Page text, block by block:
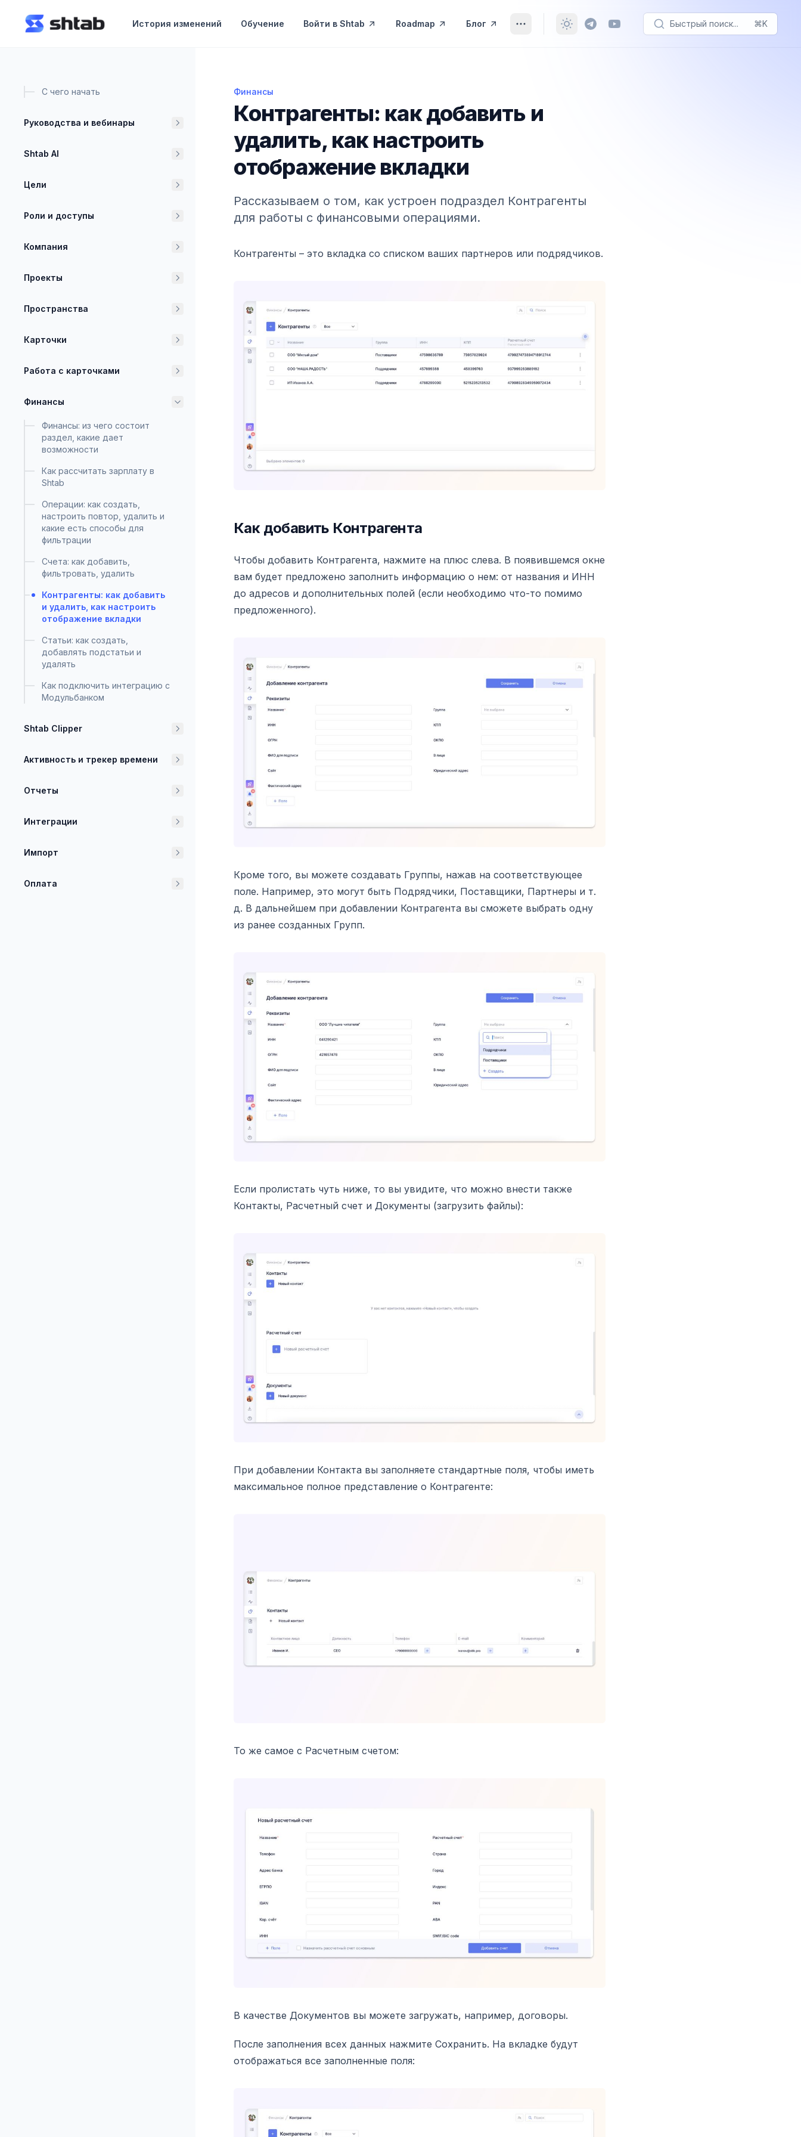
содержимому
История изменений
Обучение Войти в Shtab Roadmap Блог Быстрый поиск... ⌘K
С чего начать
Руководства и вебинары
Shtab AI
Цели
Роли и доступы
Компания
Проекты
Пространства
Карточки
Работа с карточками
Финансы
Финансы: из чего состоит
раздел, какие дает
возможности
Как рассчитать зарплату в
Shtab
Операции: как создать,
настроить повтор, удалить и
какие есть способы для
фильтрации
Счета: как добавить,
фильтровать, удалить
Контрагенты: как добавить
и удалить, как настроить
отображение вкладки
Статьи: как создать,
добавлять подстатьи и
удалять
Как подключить интеграцию с
Модульбанком
Shtab Clipper
Активность и трекер времени
Отчеты
Интеграции
Импорт
Оплата
Контрагенты: как добавить и удалить, как настроить отображение вкладки
Финансы
Контрагенты: как добавить и
удалить, как настроить
отображение вкладки
Рассказываем о том, как устроен подраздел Контрагенты
для работы с финансовыми операциями.
Контрагенты – это вкладка со списком ваших партнеров или подрядчиков.
Как добавить Контрагента
Чтобы добавить Контрагента, нажмите на плюс слева. В появившемся окне
вам будет предложено заполнить информацию о нем: от названия и ИНН
до адресов и дополнительных полей (если необходимо что-то помимо
предложенного).
Кроме того, вы можете создавать Группы, нажав на соответствующее
поле. Например, это могут быть Подрядчики, Поставщики, Партнеры и т.
д. В дальнейшем при добавлении Контрагента вы сможете выбрать одну
из ранее созданных Групп.
Если пролистать чуть ниже, то вы увидите, что можно внести также
Контакты, Расчетный счет и Документы (загрузить файлы):
При добавлении Контакта вы заполняете стандартные поля, чтобы иметь
максимальное полное представление о Контрагенте:
То же самое с Расчетным счетом:
В качестве Документов вы можете загружать, например, договоры.
После заполнения всех данных нажмите Сохранить. На вкладке будут
отображаться все заполненные поля: